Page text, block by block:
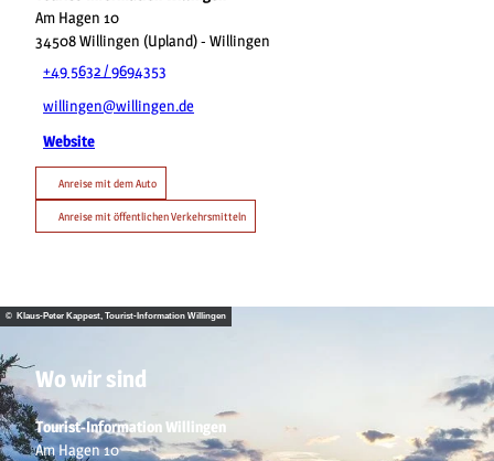
Am Hagen 10
34508Willingen (Upland)- Willingen
+49 5632 / 9694353
willingen@willingen.de
Website
Anreise mit dem Auto
Anreise mit öffentlichen Verkehrsmitteln
© Klaus-Peter Kappest, Tourist-Information Willingen
Wo wir sind
Tourist-Information Willingen
Am Hagen 10